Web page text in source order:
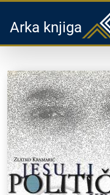
Arka knjiga